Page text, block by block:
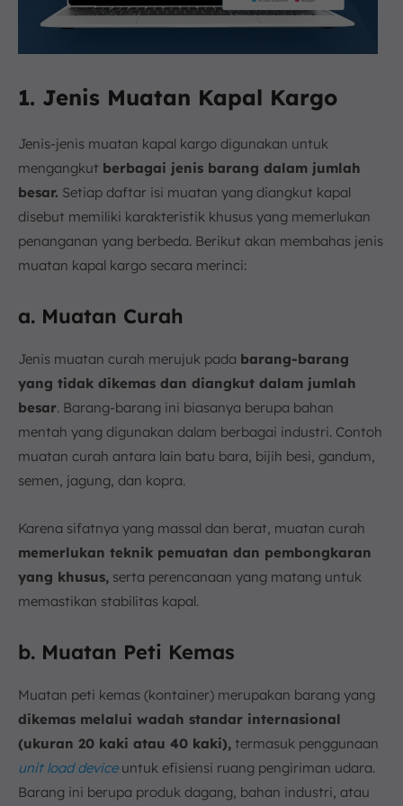
1. Jenis Muatan Kapal Kargo
Jenis-jenis muatan kapal kargo digunakan untuk
mengangkut berbagai jenis barang dalam jumlah
besar. Setiap daftar isi muatan yang diangkut kapal
disebut memiliki karakteristik khusus yang memerlukan
penanganan yang berbeda. Berikut akan membahas jenis
muatan kapal kargo secara merinci:
a. Muatan Curah
Jenis muatan curah merujuk pada barang-barang
yang tidak dikemas dan diangkut dalam jumlah
besar. Barang-barang ini biasanya berupa bahan
mentah yang digunakan dalam berbagai industri. Contoh
muatan curah antara lain batu bara, bijih besi, gandum,
semen, jagung, dan kopra.
Karena sifatnya yang massal dan berat, muatan curah
memerlukan teknik pemuatan dan pembongkaran
yang khusus, serta perencanaan yang matang untuk
memastikan stabilitas kapal.
b. Muatan Peti Kemas
Muatan peti kemas (kontainer) merupakan barang yang
dikemas melalui wadah standar internasional
(ukuran 20 kaki atau 40 kaki), termasuk penggunaan
unit load deviceuntuk efisiensi ruang pengiriman udara.
Barang ini berupa produk dagang, bahan industri, atau